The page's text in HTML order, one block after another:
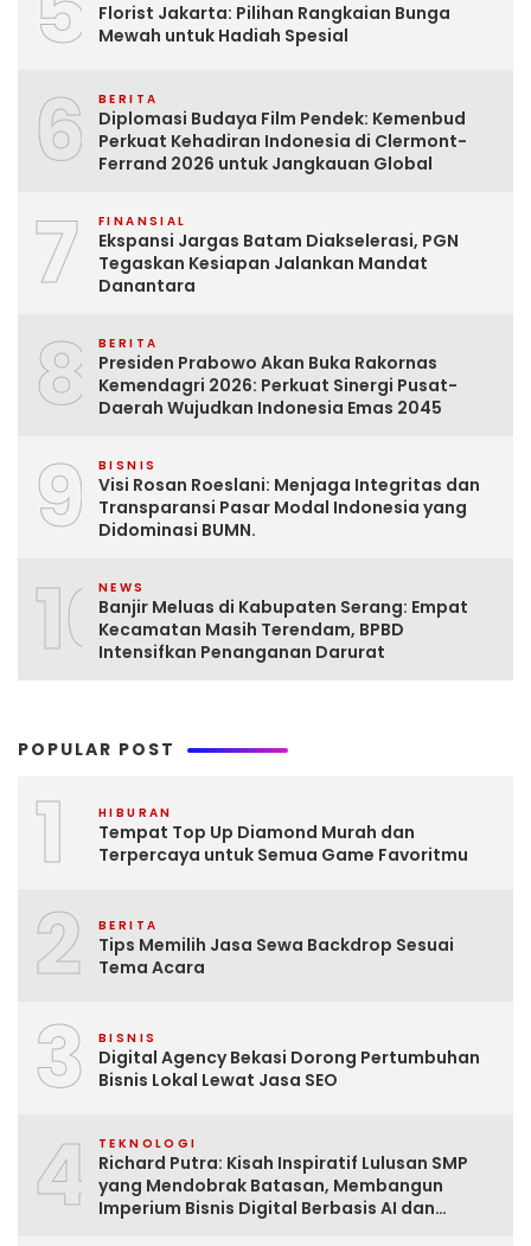
Florist Jakarta: Pilihan Rangkaian Bunga
Mewah untuk Hadiah Spesial
6 BERITA
Diplomasi Budaya Film Pendek: Kemenbud
Perkuat Kehadiran Indonesia di Clermont-
Ferrand 2026 untuk Jangkauan Global
7 FINANSIAL
Ekspansi Jargas Batam Diakselerasi, PGN
Tegaskan Kesiapan Jalankan Mandat
Danantara
8 BERITA
Presiden Prabowo Akan Buka Rakornas
Kemendagri 2026: Perkuat Sinergi Pusat-
Daerah Wujudkan Indonesia Emas 2045
9 BISNIS
Visi Rosan Roeslani: Menjaga Integritas dan
Transparansi Pasar Modal Indonesia yang
Didominasi BUMN.
10NEWS
Banjir Meluas di Kabupaten Serang: Empat
Kecamatan Masih Terendam, BPBD
Intensifkan Penanganan Darurat
POPULAR POST
1 HIBURAN
Tempat Top Up Diamond Murah dan
Terpercaya untuk Semua Game Favoritmu
2 BERITA
Tips Memilih Jasa Sewa Backdrop Sesuai
Tema Acara
3 BISNIS
Digital Agency Bekasi Dorong Pertumbuhan
Bisnis Lokal Lewat Jasa SEO
4 TEKNOLOGI
Richard Putra: Kisah Inspiratif Lulusan SMP
yang Mendobrak Batasan, Membangun
Imperium Bisnis Digital Berbasis AI dan